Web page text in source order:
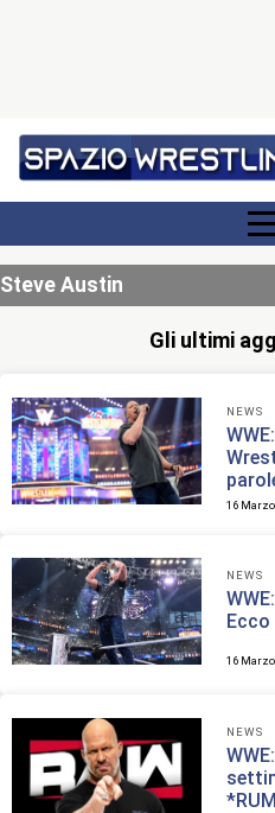
Steve Austin
Gli ultimi
NEWS
16
NEWS
16
NEWS